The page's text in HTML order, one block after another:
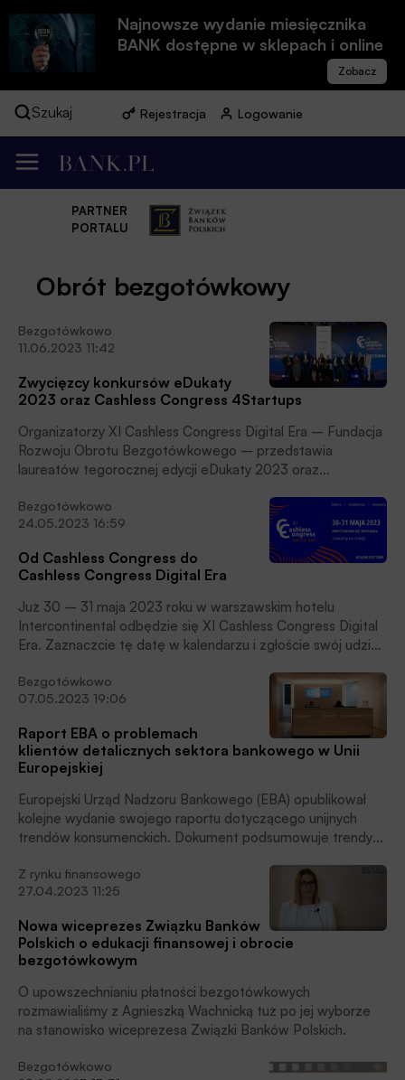
Najnowsze wydanie miesięcznika
BANK dostępne w sklepach i online
Szukaj Rejestracja Logowanie
PARTNER
PORTALU
Obrót bezgotówkowy
Bezgotówkowo
11.06.2023 11:42
Zwycięzcy konkursów eDukaty
2023 oraz Cashless Congress 4Startups
Organizatorzy XI Cashless Congress Digital Era – Fundacja
Rozwoju Obrotu Bezgotówkowego – przedstawia
laureatów tegorocznej edycji eDukaty 2023 oraz
Patronem medialnym Kongresu był portal BANK.pl.
Bezgotówkowo
24.05.2023 16:59
Od Cashless Congress do
Cashless Congress Digital Era
Już 30 – 31 maja 2023 roku w warszawskim hotelu
Intercontinental odbędzie się XI Cashless Congress Digital
Era. Zaznaczcie tę datę w kalendarzu i zgłoście swój udział
Bezgotówkowo
07.05.2023 19:06
Raport EBA o problemach
klientów detalicznych sektora bankowego w Unii
Europejskiej
Europejski Urząd Nadzoru Bankowego (EBA) opublikował
kolejne wydanie swojego raportu dotyczącego unijnych
trendów konsumenckich. Dokument podsumowuje trendy
produktów i usług objętych mandatem tej instytucji w
zakresie ochrony konsumentów, pisze Szymon Stellmaszyk,
Doradca Zarządu Związku Banków Polskich w Zespole ds.
międzynarodowych.
Z rynku finansowego
27.04.2023 11:25
Nowa wiceprezes Związku Banków
Polskich o edukacji finansowej i obrocie
bezgotówkowym
O upowszechnianiu płatności bezgotówkowych
rozmawialiśmy z Agnieszką Wachnicką tuż po jej wyborze
na stanowisko wiceprezesa Związki Banków Polskich.
Bezgotówkowo